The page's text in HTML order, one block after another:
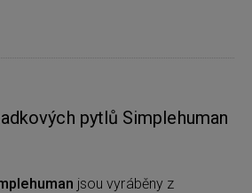
pytlů Simplehuman
jsou vyráběny z